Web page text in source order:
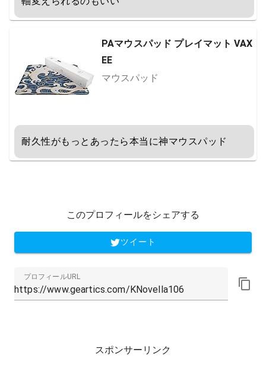
PAマウスパッド プレイマット VAX
EE
マウスパッド
耐久性がもっとあったら本当に神マウスパッド
このプロフィールをシェアする
ツイート
プロフィールURL
スポンサーリンク